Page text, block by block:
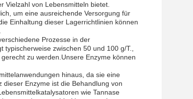
Vielzahl von Lebensmitteln bietet.
um eine ausreichende Versorgung für
Einhaltung dieser Lagerrichtlinien können
Prozesse in der
zwischen 50 und 100 g/T.,
zu werden.Unsere Enzyme können
hinaus, da sie eine
Enzyme ist die Behandlung von
wie Tannase